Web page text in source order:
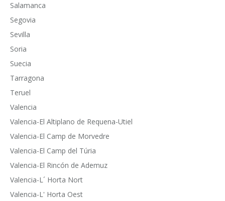
Salamanca
Segovia
Sevilla
Soria
Suecia
Tarragona
Teruel
Valencia
Valencia-El Altiplano de Requena-Utiel
Valencia-El Camp de Morvedre
Valencia-El Camp del Túria
Valencia-El Rincón de Ademuz
Valencia-L´ Horta Nort
Valencia-L' Horta Oest